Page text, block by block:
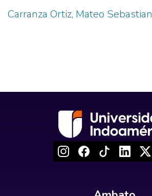
Carranza Ortiz, Mateo Sebastian